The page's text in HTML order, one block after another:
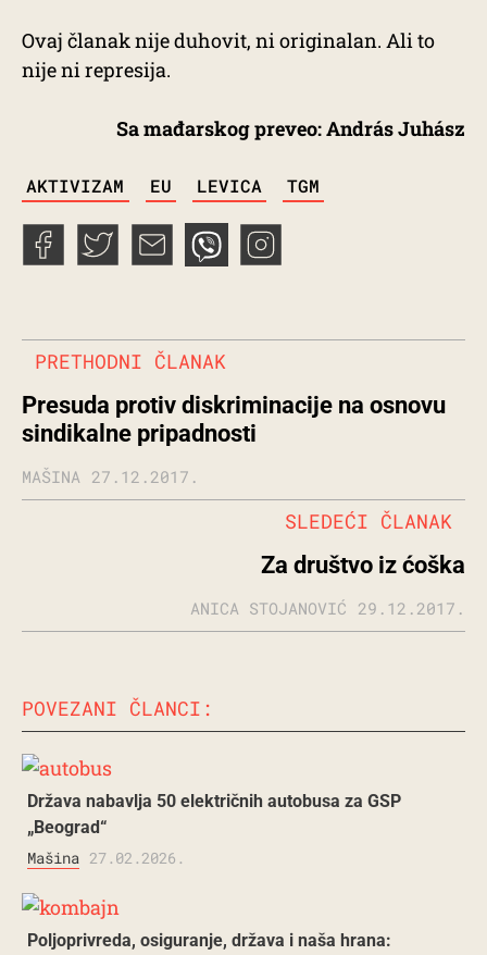
Ovaj članak nije duhovit, ni originalan. Ali to
nije ni represija.
Sa mađarskog preveo: András Juhász
AKTIVIZAM EU LEVICA TGM
PRETHODNI ČLANAK
Presuda protiv diskriminacije na osnovu
sindikalne pripadnosti
MAŠINA 27.12.2017.
Za društvo iz ćoška
SLEDEĆI ČLANAK
ANICA STOJANOVIĆ 29.12.2017.
POVEZANI ČLANCI:
Država nabavlja 50 električnih autobusa za GSP
„Beograd“
Mašina 27.02.2026.
Poljoprivreda, osiguranje, država i naša hrana: